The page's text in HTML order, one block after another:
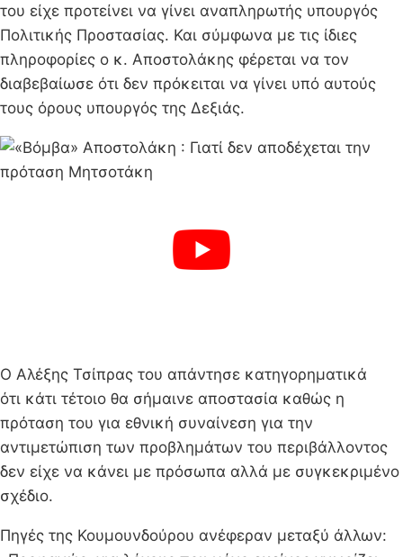
του είχε προτείνει να γίνει αναπληρωτής υπουργός
Πολιτικής Προστασίας. Και σύμφωνα με τις ίδιες
πληροφορίες ο κ. Αποστολάκης φέρεται να τον
διαβεβαίωσε ότι δεν πρόκειται να γίνει υπό αυτούς
τους όρους υπουργός της Δεξιάς.
Ο Αλέξης Τσίπρας του απάντησε κατηγορηματικά
ότι κάτι τέτοιο θα σήμαινε αποστασία καθώς η
πρόταση του για εθνική συναίνεση για την
αντιμετώπιση των προβλημάτων του περιβάλλοντος
δεν είχε να κάνει με πρόσωπα αλλά με συγκεκριμένο
σχέδιο.
Πηγές της Κουμουνδούρου ανέφεραν μεταξύ άλλων: